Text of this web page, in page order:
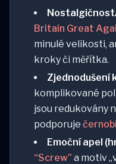
Britain Great
minulé velikosti,
kroky či měřítka.
Zjednodušení
komplikované
jsou redukovány
podporuje
Emoční apel
“Screw” a motiv